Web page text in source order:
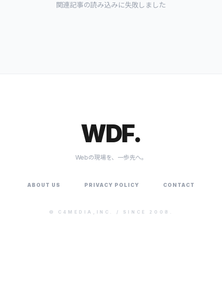
関連記事の読み込みに失敗しました
WDF.
Webの現場を、一歩先へ。
ABOUT US PRIVACY POLICY CONTACT
© C4MEDIA,INC. / SINCE 2008.